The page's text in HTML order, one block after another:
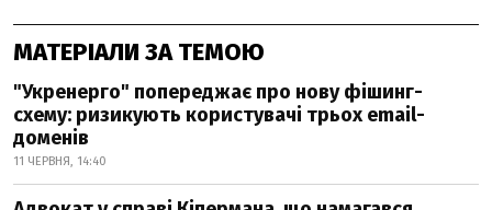
МАТЕРІАЛИ ЗА ТЕМОЮ
"Укренерго" попереджає про нову фішинг-
схему: ризикують користувачі трьох email-
доменів
11 ЧЕРВНЯ, 14:40